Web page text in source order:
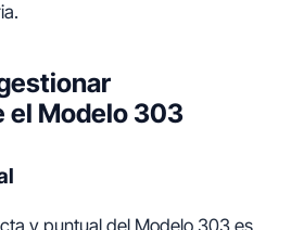
el Modelo 303